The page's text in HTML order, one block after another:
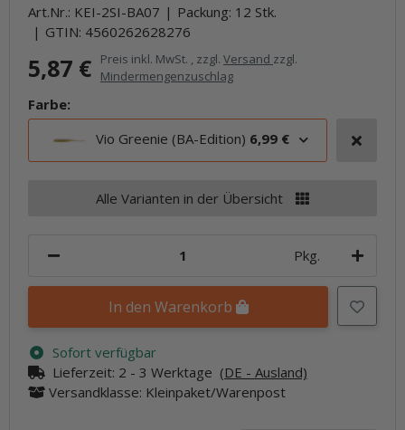
Art.Nr.: KEI-2SI-BA07
Packung: 12 Stk.
GTIN: 4560262628276
5,87 € Preis inkl. MwSt. , zzgl. Versand zzgl.
Mindermengenzuschlag
Farbe:
Vio Greenie (BA-Edition) 6,99 €
Alle Varianten in der Übersicht
Pkg.
In den Warenkorb
Sofort verfügbar
Lieferzeit: 2 - 3 Werktage (DE - Ausland)
Versandklasse: Kleinpaket/Warenpost